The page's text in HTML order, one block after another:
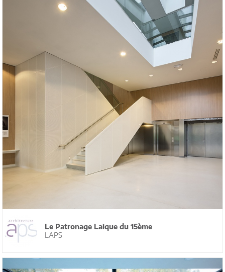
Le Patronage Laique du 15ème
LAPS